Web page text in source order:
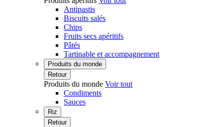
Antipastis
Biscuits salés
Chips
Fruits secs apéritifs
Pâtés
Tartinable et accompagnement
Produits du monde
Retour
Produits du monde Voir tout
Condiments
Sauces
Riz
Retour